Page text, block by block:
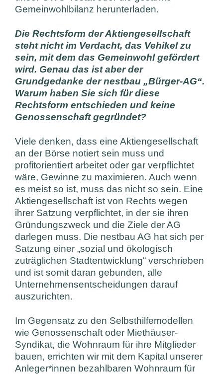
Gemeinwohlbilanz herunterladen.
Die Rechtsform der Aktiengesellschaft
steht nicht im Verdacht, das Vehikel zu
sein, mit dem das Gemeinwohl gefördert
wird. Genau das ist aber der
Grundgedanke der nestbau „Bürger-AG“.
Warum haben Sie sich für diese
Rechtsform entschieden und keine
Genossenschaft gegründet?
Viele denken, dass eine Aktiengesellschaft
an der Börse notiert sein muss und
profitorientiert arbeitet oder gar verpflichtet
wäre, Gewinne zu maximieren. Auch wenn
es meist so ist, muss das nicht so sein. Eine
Aktiengesellschaft ist von Rechts wegen
ihrer Satzung verpflichtet, in der sie ihren
Gründungszweck und die Ziele der AG
darlegen muss. Die nestbau AG hat sich per
Satzung einer „sozial und ökologisch
zuträglichen Stadtentwicklung“ verschrieben
und ist somit daran gebunden, alle
Unternehmensentscheidungen darauf
auszurichten.
Im Gegensatz zu den Selbsthilfemodellen
wie Genossenschaft oder Miethäuser-
Syndikat, die Wohnraum für ihre Mitglieder
bauen, errichten wir mit dem Kapital unserer
Anleger*innen bezahlbaren Wohnraum für